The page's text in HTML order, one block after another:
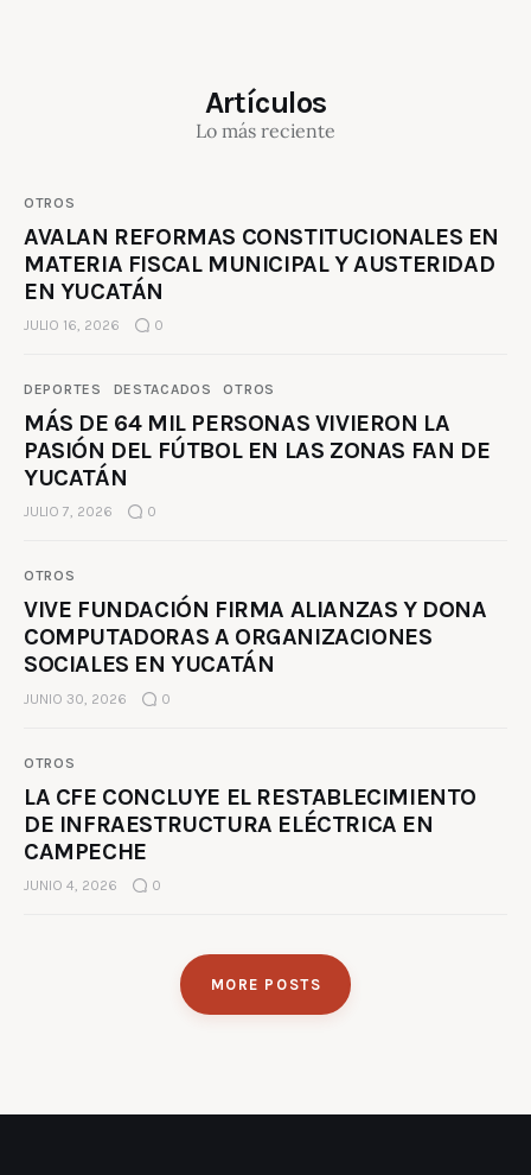
Artículos
Lo más reciente
OTROS
AVALAN REFORMAS CONSTITUCIONALES EN
MATERIA FISCAL MUNICIPAL Y AUSTERIDAD
EN YUCATÁN
JULIO 16, 2026 0
DEPORTES DESTACADOS OTROS
MÁS DE 64 MIL PERSONAS VIVIERON LA
PASIÓN DEL FÚTBOL EN LAS ZONAS FAN DE
YUCATÁN
JULIO 7, 2026 0
OTROS
VIVE FUNDACIÓN FIRMA ALIANZAS Y DONA
COMPUTADORAS A ORGANIZACIONES
SOCIALES EN YUCATÁN
JUNIO 30, 2026 0
OTROS
LA CFE CONCLUYE EL RESTABLECIMIENTO
DE INFRAESTRUCTURA ELÉCTRICA EN
CAMPECHE
JUNIO 4, 2026 0
MORE POSTS